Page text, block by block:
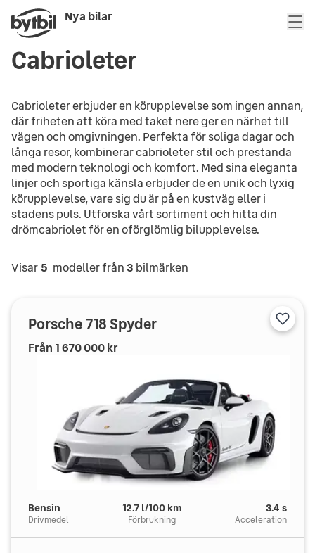
Nya bilar
Cabrioleter
Cabrioleter erbjuder en körupplevelse som ingen annan,
där friheten att köra med taket nere ger en närhet till
vägen och omgivningen. Perfekta för soliga dagar och
långa resor, kombinerar cabrioleter stil och prestanda
med modern teknologi och komfort. Med sina eleganta
linjer och sportiga känsla erbjuder de en unik och lyxig
körupplevelse, vare sig du är på en kustväg eller i
stadens puls. Utforska vårt sortiment och hitta din
drömcabriolet för en oförglömlig bilupplevelse.
Visar5 modeller från 3 bilmärken
Porsche718 Spyder
Från 1 670 000kr
Bensin
Drivmedel
12.7 l/100 km
Förbrukning
3.4 s
Acceleration